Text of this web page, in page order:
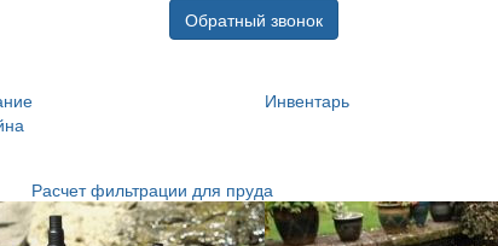
Обратный звонок
Инвентарь
Расчет фильтрации для пруда